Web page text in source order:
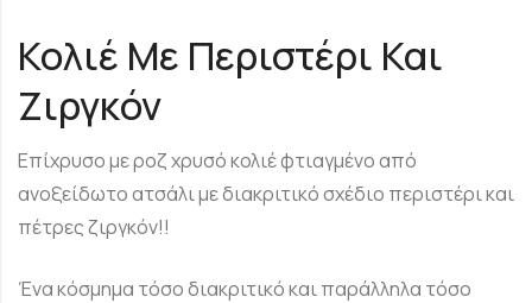
Κολιέ Με Περιστέρι Και
Ζιργκόν
Επίχρυσο με ροζ χρυσό κολιέ φτιαγμένο από
ανοξείδωτο ατσάλι με διακριτικό σχέδιο περιστέρι και
πέτρες ζιργκόν!!
Ένα κόσμημα τόσο διακριτικό και παράλληλα τόσο